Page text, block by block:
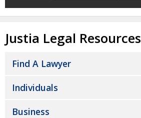
Justia Legal Resources
Find A Lawyer
Individuals
Business